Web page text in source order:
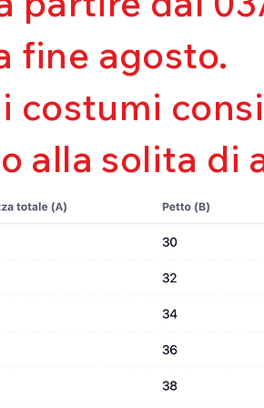
Asciugatura
fine agosto.
costumi
alla solita di